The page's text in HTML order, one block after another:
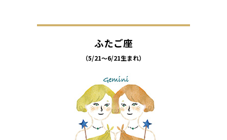
ふたご座
（5/21～6/21生まれ）